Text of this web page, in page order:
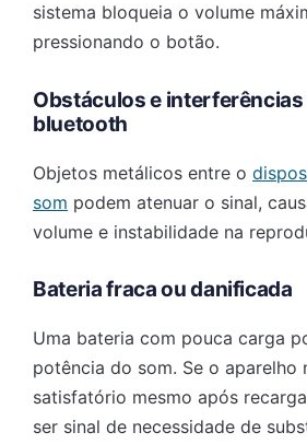
sistema bloqueia o volume
pressionando o botão.
Obstáculos e interferências
bluetooth
Objetos metálicos entre o
som podem atenuar o sinal,
volume e instabilidade na
Bateria fraca ou danificada
Uma bateria com pouca carga
potência do som. Se o aparelho
satisfatório mesmo após
ser sinal de necessidade de